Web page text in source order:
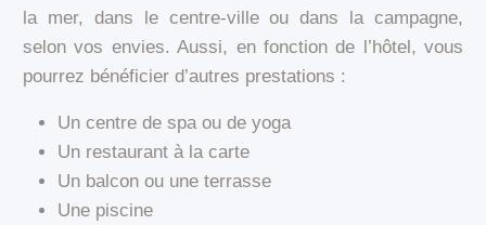
la mer, dans le centre-ville ou dans la campagne,
selon vos envies. Aussi, en fonction de l’hôtel, vous
pourrez bénéficier d’autres prestations :
Un centre de spa ou de yoga
Un restaurant à la carte
Un balcon ou une terrasse
Une piscine